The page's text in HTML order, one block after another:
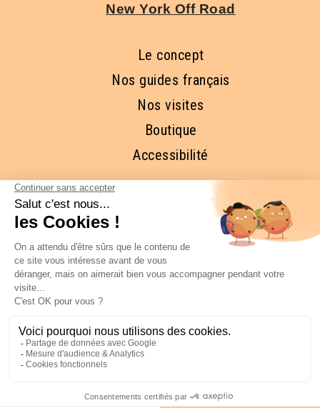
New York Off Road
Le concept
Nos guides français
Nos visites
Boutique
Accessibilité
RESTONS EN CONTACT ET
ABONNEZ-VOUS À NOTRE
COPYRIGHT © New York Off Road LLC -